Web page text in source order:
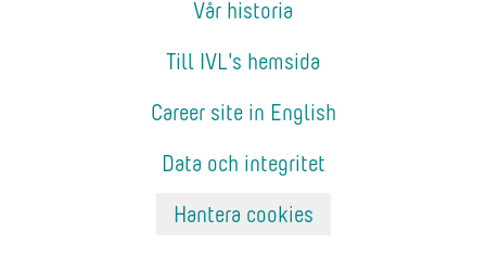
Vår historia
Till IVL's hemsida
Career site in English
Data och integritet
Hantera cookies